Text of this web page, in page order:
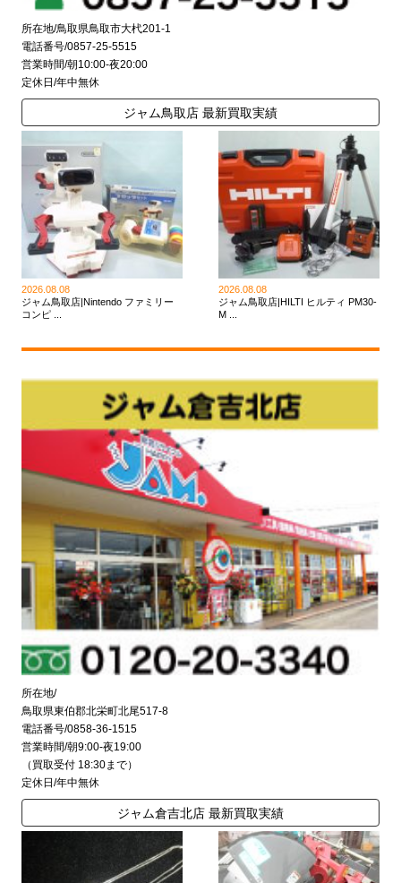
所在地/鳥取県鳥取市大杙201-1
電話番号/0857-25-5515
営業時間/朝10:00-夜20:00
定休日/年中無休
ジャム鳥取店 最新買取実績
2026.08.08
ジャム鳥取店|Nintendo ファミリー
コンピ ...
2026.08.08
ジャム鳥取店|HILTI ヒルティ PM30-
M ...
所在地/
鳥取県東伯郡北栄町北尾517-8
電話番号/0858-36-1515
営業時間/朝9:00-夜19:00
（買取受付 18:30まで）
定休日/年中無休
ジャム倉吉北店 最新買取実績